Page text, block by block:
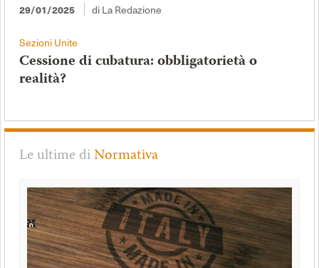
29/01/2025 di La Redazione
Sezioni Unite
Cessione di cubatura: obbligatorietà o
realità?
Le ultime diNormativa